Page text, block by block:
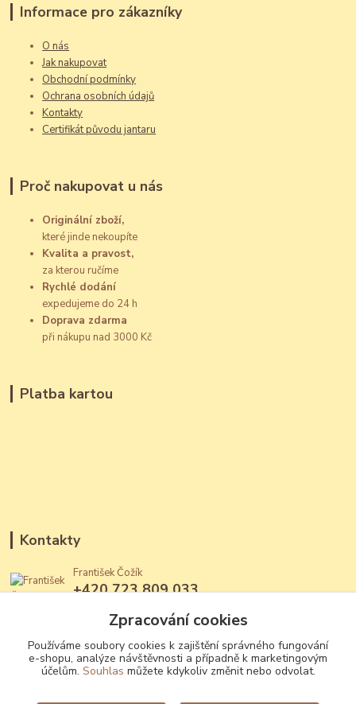
Informace pro zákazníky
O nás
Jak nakupovat
Obchodní podmínky
Ochrana osobních údajů
Kontakty
Certifikát původu jantaru
Proč nakupovat u nás
Originální zboží,
které jinde nekoupíte
Kvalita a pravost,
za kterou ručíme
Rychlé dodání
expedujeme do 24 h
Doprava zdarma
při nákupu nad 3000 Kč
Platba kartou
Kontakty
František Čožík
+420 723 809 033
Zpracování cookies
Používáme soubory cookies k zajištění správného fungování
e-shopu, analýze návštěvnosti a případně k marketingovým
účelům. Souhlas můžete kdykoliv změnit nebo odvolat.